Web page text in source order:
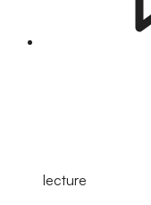
lecture